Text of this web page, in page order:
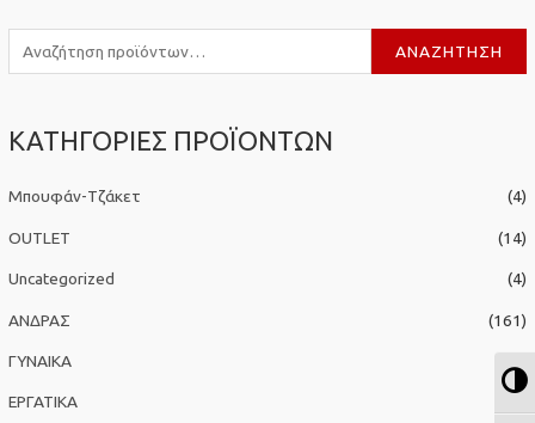
ν
ζ
τ
η
ι
α
ΑΝΑΖΉΤΗΣΗ
ΚΑΤΗΓΟΡΙΕΣ ΠΡΟΪΟΝΤΩΝ
Μπουφάν-Τζάκετ (4)
OUTLET (14)
Uncategorized (4)
ΑΝΔΡΑΣ (161)
ΓΥΝΑΙΚΑ
ΕΡΓΑΤΙΚΑ